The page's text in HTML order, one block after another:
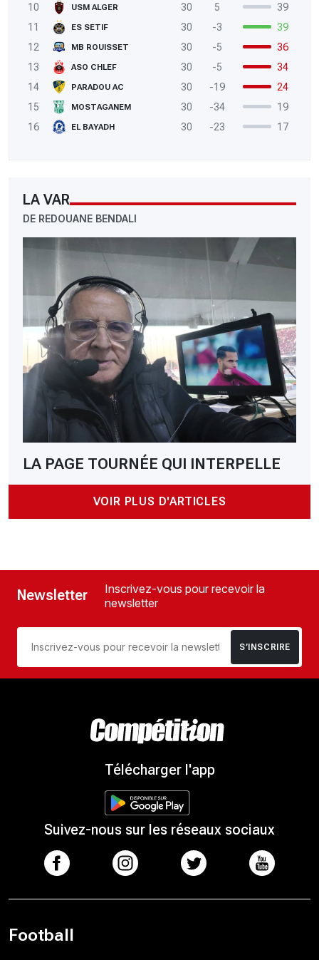
10
USM ALGER 30 5
39
11
ES SETIF 30 -3
39
12
MB ROUISSET 30 -5
36
13
ASO CHLEF 30 -5
34
14
PARADOU AC 30 -19
24
15
MOSTAGANEM 30 -34
19
16
EL BAYADH 30 -23 17
LA VAR
DE REDOUANE BENDALI
LA PAGE TOURNÉE QUI INTERPELLE
VOIR PLUS D'ARTICLES
Newsletter
Inscrivez-vous pour recevoir la
newsletter
S’INSCRIRE
Télécharger l'app
Suivez-nous sur les réseaux sociaux
Football